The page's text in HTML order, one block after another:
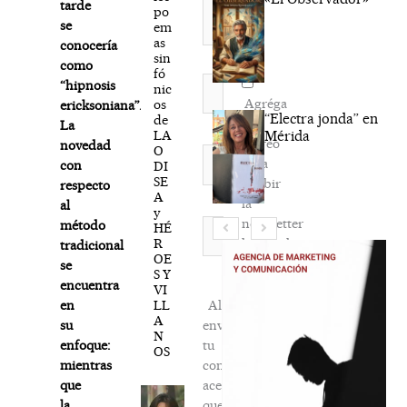
tarde
se
conocería
como
“hipnosis
ericksoniana”.
La
novedad
con
respecto
al
método
tradicional
se
encuentra
en
su
enfoque:
mientras
que
po
em
as
sin
fó
nic
os
de
LA
O
DI
SE
A
y
HÉ
R
OE
S Y
VI
LL
A
N
OS
Nombre*
Correo
electrónico*
Web
Agréga
mi
correo
para
recibir
la
newsletter
habitual
Al
enviar
tu
comentario,
aceptas
“Electra jonda” en
Mérida